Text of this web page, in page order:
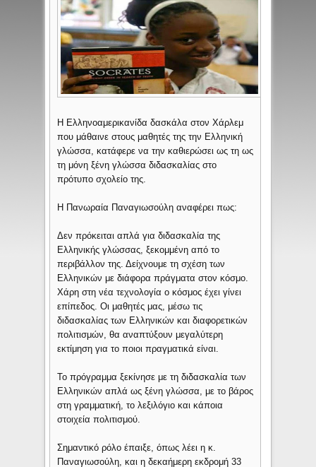
Η Ελληνοαμερικανίδα δασκάλα στον Χάρλεμ
που μάθαινε στους μαθητές της την Ελληνική
γλώσσα, κατάφερε να την καθιερώσει ως τη ως
τη μόνη ξένη γλώσσα διδασκαλίας στο
πρότυπο σχολείο της.
Η Πανωραία Παναγιωσούλη αναφέρει πως:
Δεν πρόκειται απλά για διδασκαλία της
Ελληνικής γλώσσας, ξεκομμένη από το
περιβάλλον της. Δείχνουμε τη σχέση των
Ελληνικών με διάφορα πράγματα στον κόσμο.
Χάρη στη νέα τεχνολογία ο κόσμος έχει γίνει
επίπεδος. Οι μαθητές μας, μέσω τις
διδασκαλίας των Ελληνικών και διαφορετικών
πολιτισμών, θα αναπτύξουν μεγαλύτερη
εκτίμηση για το ποιοι πραγματικά είναι.
Το πρόγραμμα ξεκίνησε με τη διδασκαλία των
Ελληνικών απλά ως ξένη γλώσσα, με το βάρος
στη γραμματική, το λεξιλόγιο και κάποια
στοιχεία πολιτισμού.
Σημαντικό ρόλο έπαιξε, όπως λέει η κ.
Παναγιωσούλη, και η δεκαήμερη εκδρομή 33